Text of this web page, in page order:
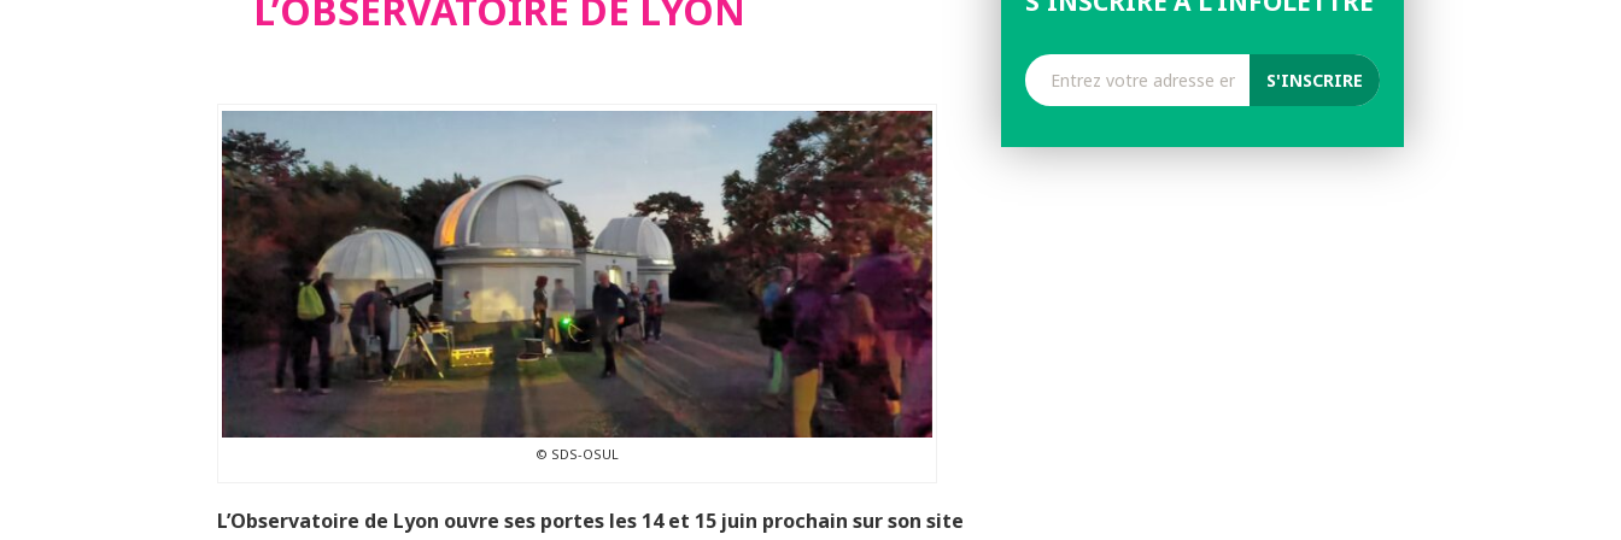
© SDS-OSUL
L’Observatoire de Lyon ouvre ses portes les 14 et 15 juin prochain sur son site